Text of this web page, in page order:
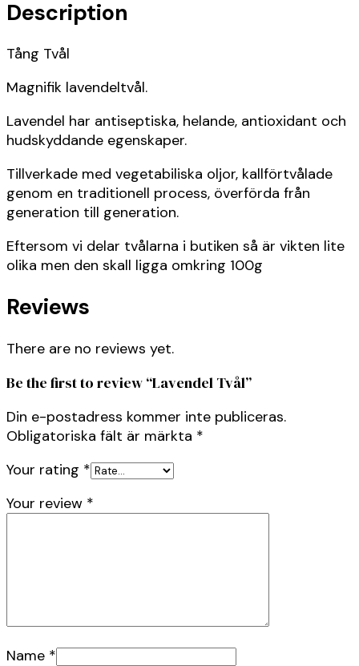
Description
Tång Tvål
Magnifik lavendeltvål.
Lavendel har antiseptiska, helande, antioxidant och
hudskyddande egenskaper.
Tillverkade med vegetabiliska oljor, kallförtvålade
genom en traditionell process, överförda från
generation till generation.
Eftersom vi delar tvålarna i butiken så är vikten lite
olika men den skall ligga omkring 100g
Reviews
There are no reviews yet.
Be the first to review “Lavendel Tvål”
Din e-postadress kommer inte publiceras.
Obligatoriska fält är märkta *
Your rating *
Your review *
Name *